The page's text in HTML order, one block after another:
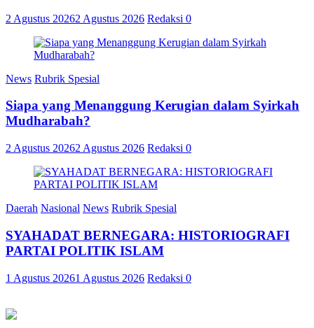
2 Agustus 20262 Agustus 2026 Redaksi 0
News Rubrik Spesial
Siapa yang Menanggung Kerugian dalam Syirkah
Mudharabah?
2 Agustus 20262 Agustus 2026 Redaksi 0
Daerah Nasional News Rubrik Spesial
SYAHADAT BERNEGARA: HISTORIOGRAFI
PARTAI POLITIK ISLAM
1 Agustus 20261 Agustus 2026 Redaksi 0